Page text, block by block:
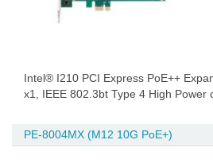
Intel® I210 PCI Express PoE++
x1, IEEE 802.3bt Type 4 High Power
PE-8004MX (M12 10G PoE+)